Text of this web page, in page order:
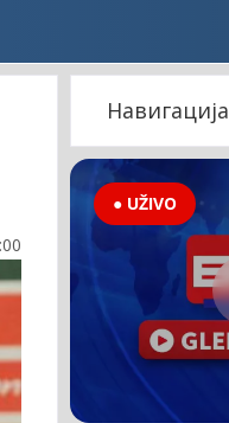
Навигација
● UŽIVO